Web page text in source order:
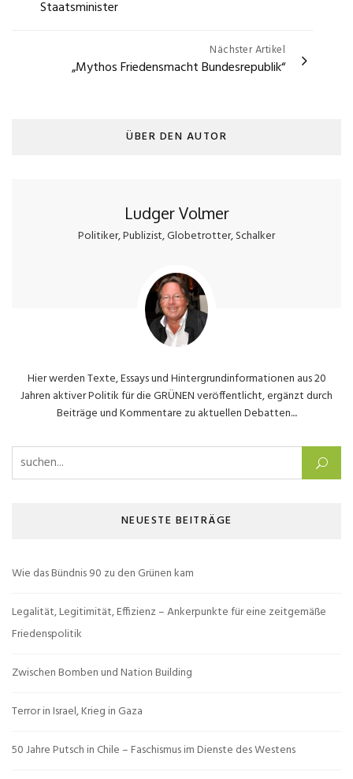
Staatsminister
Nächster Artikel
„Mythos Friedensmacht Bundesrepublik“
ÜBER DEN AUTOR
Ludger Volmer
Politiker, Publizist, Globetrotter, Schalker
Hier werden Texte, Essays und Hintergrundinformationen aus 20
Jahren aktiver Politik für die GRÜNEN veröffentlicht, ergänzt durch
Beiträge und Kommentare zu aktuellen Debatten....
Suchen nach:
NEUESTE BEITRÄGE
Wie das Bündnis 90 zu den Grünen kam
Legalität, Legitimität, Effizienz – Ankerpunkte für eine zeitgemäße
Friedenspolitik
Zwischen Bomben und Nation Building
Terror in Israel, Krieg in Gaza
50 Jahre Putsch in Chile – Faschismus im Dienste des Westens